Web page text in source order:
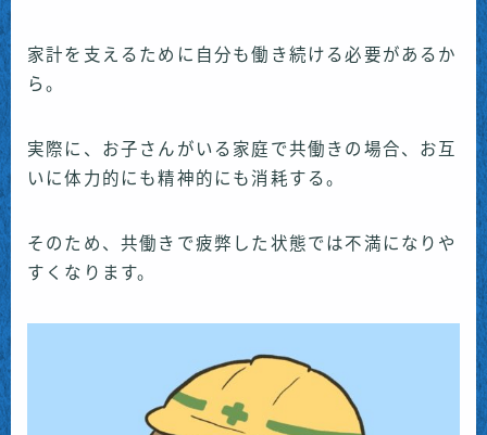
家計を支えるために自分も働き続ける必要があるか
ら。
実際に、お子さんがいる家庭で共働きの場合、お互
いに体力的にも精神的にも消耗する。
そのため、共働きで疲弊した状態では不満になりや
すくなります。